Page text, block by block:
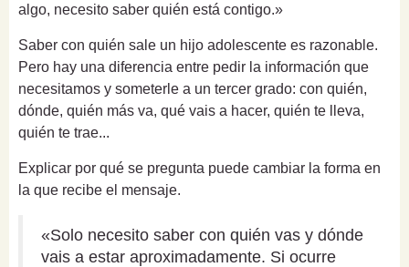
algo, necesito saber quién está contigo.»
Saber con quién sale un hijo adolescente es razonable.
Pero hay una diferencia entre pedir la información que
necesitamos y someterle a un tercer grado: con quién,
dónde, quién más va, qué vais a hacer, quién te lleva,
quién te trae...
Explicar por qué se pregunta puede cambiar la forma en
la que recibe el mensaje.
«Solo necesito saber con quién vas y dónde
vais a estar aproximadamente. Si ocurre